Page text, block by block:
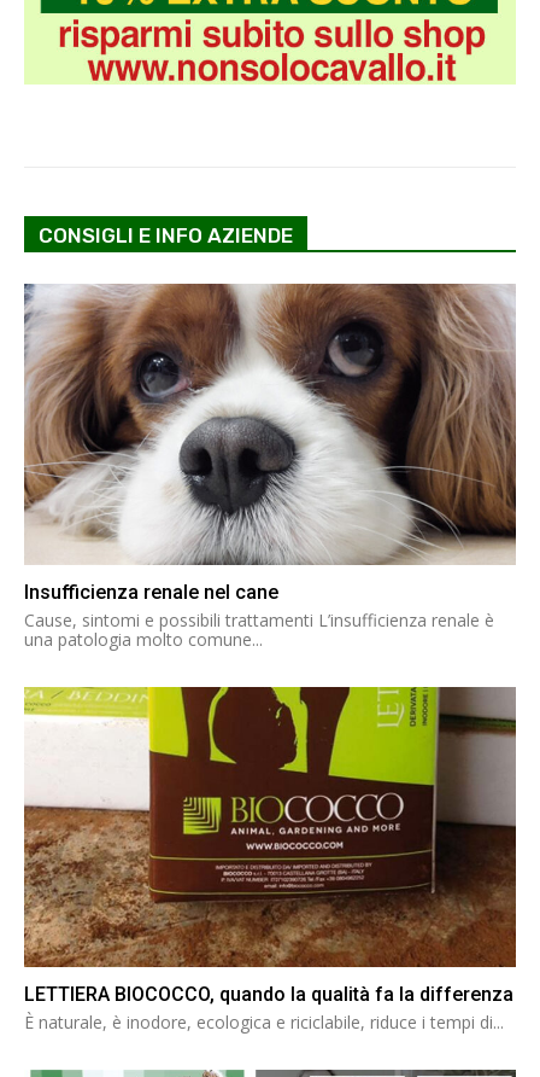
CONSIGLI E INFO AZIENDE
Insufficienza renale nel cane
Cause, sintomi e possibili trattamenti L’insufficienza renale è
una patologia molto comune...
LETTIERA BIOCOCCO, quando la qualità fa la differenza
È naturale, è inodore, ecologica e riciclabile, riduce i tempi di...